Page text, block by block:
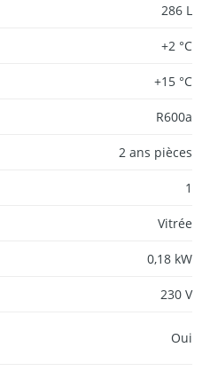
286 L
+2 °C
+15 °C
R600a
2 ans pièces
1
Vitrée
0,18 kW
230 V
Oui